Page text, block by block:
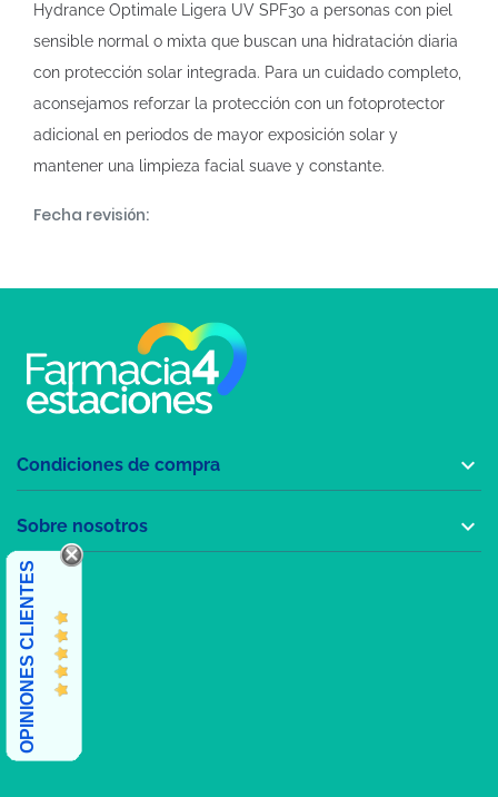
Hydrance Optimale Ligera UV SPF30 a personas con piel
sensible normal o mixta que buscan una hidratación diaria
con protección solar integrada. Para un cuidado completo,
aconsejamos reforzar la protección con un fotoprotector
adicional en periodos de mayor exposición solar y
mantener una limpieza facial suave y constante.
Fecha revisión:
Condiciones de compra 
Sobre nosotros 
OPINIONES CLIENTES